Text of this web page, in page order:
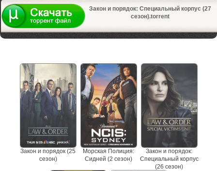
Закон и порядок: Специальный корпус (27
сезон).torrent
Закон и порядок (25
сезон)
Морская Полиция:
Сидней (2 сезон)
Закон и порядок:
Специальный корпус
(26 сезон)